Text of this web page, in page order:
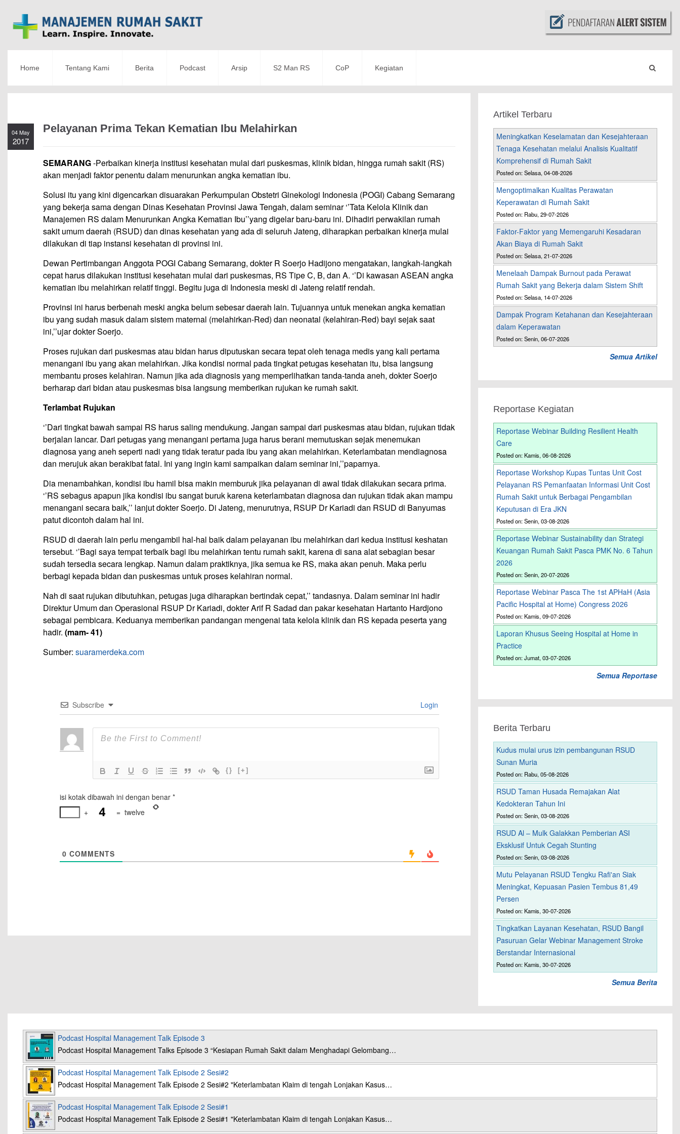
Home Tentang Kami Berita Podcast Arsip S2 Man RS CoP Kegiatan
04 May
2017
Pelayanan Prima Tekan Kematian Ibu Melahirkan
SEMARANG-Perbaikan kinerja institusi kesehatan mulai dari puskesmas, klinik bidan, hingga rumah sakit (RS)
akan menjadi faktor penentu dalam menurunkan angka kematian ibu.
Solusi itu yang kini digencarkan disuarakan Perkumpulan Obstetri Ginekologi Indonesia (POGI) Cabang Semarang
yang bekerja sama dengan Dinas Kesehatan Provinsi Jawa Tengah, dalam seminar ‘’Tata Kelola Klinik dan
Manajemen RS dalam Menurunkan Angka Kematian Ibu’’yang digelar baru-baru ini. Dihadiri perwakilan rumah
sakit umum daerah (RSUD) dan dinas kesehatan yang ada di seluruh Jateng, diharapkan perbaikan kinerja mulai
dilakukan di tiap instansi kesehatan di provinsi ini.
Dewan Pertimbangan Anggota POGI Cabang Semarang, dokter R Soerjo Hadijono mengatakan, langkah-langkah
cepat harus dilakukan institusi kesehatan mulai dari puskesmas, RS Tipe C, B, dan A. ‘’Di kawasan ASEAN angka
kematian ibu melahirkan relatif tinggi. Begitu juga di Indonesia meski di Jateng relatif rendah.
Provinsi ini harus berbenah meski angka belum sebesar daerah lain. Tujuannya untuk menekan angka kematian
ibu yang sudah masuk dalam sistem maternal (melahirkan-Red) dan neonatal (kelahiran-Red) bayi sejak saat
ini,’’ujar dokter Soerjo.
Proses rujukan dari puskesmas atau bidan harus diputuskan secara tepat oleh tenaga medis yang kali pertama
menangani ibu yang akan melahirkan. Jika kondisi normal pada tingkat petugas kesehatan itu, bisa langsung
membantu proses kelahiran. Namun jika ada diagnosis yang memperlihatkan tanda-tanda aneh, dokter Soerjo
berharap dari bidan atau puskesmas bisa langsung memberikan rujukan ke rumah sakit.
Terlambat Rujukan
‘’Dari tingkat bawah sampai RS harus saling mendukung. Jangan sampai dari puskesmas atau bidan, rujukan tidak
berjalan lancar. Dari petugas yang menangani pertama juga harus berani memutuskan sejak menemukan
diagnosa yang aneh seperti nadi yang tidak teratur pada ibu yang akan melahirkan. Keterlambatan mendiagnosa
dan merujuk akan berakibat fatal. Ini yang ingin kami sampaikan dalam seminar ini,’’paparnya.
Dia menambahkan, kondisi ibu hamil bisa makin memburuk jika pelayanan di awal tidak dilakukan secara prima.
‘’RS sebagus apapun jika kondisi ibu sangat buruk karena keterlambatan diagnosa dan rujukan tidak akan mampu
menangani secara baik,’’ lanjut dokter Soerjo. Di Jateng, menurutnya, RSUP Dr Kariadi dan RSUD di Banyumas
patut dicontoh dalam hal ini.
RSUD di daerah lain perlu mengambil hal-hal baik dalam pelayanan ibu melahirkan dari kedua institusi keshatan
tersebut. ‘’Bagi saya tempat terbaik bagi ibu melahirkan tentu rumah sakit, karena di sana alat sebagian besar
sudah tersedia secara lengkap. Namun dalam praktiknya, jika semua ke RS, maka akan penuh. Maka perlu
berbagi kepada bidan dan puskesmas untuk proses kelahiran normal.
Nah di saat rujukan dibutuhkan, petugas juga diharapkan bertindak cepat,’’ tandasnya. Dalam seminar ini hadir
Direktur Umum dan Operasional RSUP Dr Kariadi, dokter Arif R Sadad dan pakar kesehatan Hartanto Hardjono
sebagai pembicara. Keduanya memberikan pandangan mengenai tata kelola klinik dan RS kepada peserta yang
hadir. (mam- 41)
Sumber: suaramerdeka.com
Subscribe Login
{} [+]
isi kotak dibawah ini dengan benar*
+
= twelve
0 COMMENTS
Artikel Terbaru
Meningkatkan Keselamatan dan Kesejahteraan
Tenaga Kesehatan melalui Analisis Kualitatif
Komprehensif di Rumah Sakit
Posted on: Selasa, 04-08-2026
Mengoptimalkan Kualitas Perawatan
Keperawatan di Rumah Sakit
Posted on: Rabu, 29-07-2026
Faktor-Faktor yang Memengaruhi Kesadaran
Akan Biaya di Rumah Sakit
Posted on: Selasa, 21-07-2026
Menelaah Dampak Burnout pada Perawat
Rumah Sakit yang Bekerja dalam Sistem Shift
Posted on: Selasa, 14-07-2026
Dampak Program Ketahanan dan Kesejahteraan
dalam Keperawatan
Posted on: Senin, 06-07-2026
Semua Artikel
Reportase Kegiatan
Reportase Webinar Building Resilient Health
Care
Posted on: Kamis, 06-08-2026
Reportase Workshop Kupas Tuntas Unit Cost
Pelayanan RS Pemanfaatan Informasi Unit Cost
Rumah Sakit untuk Berbagai Pengambilan
Keputusan di Era JKN
Posted on: Senin, 03-08-2026
Reportase Webinar Sustainability dan Strategi
Keuangan Rumah Sakit Pasca PMK No. 6 Tahun
2026
Posted on: Senin, 20-07-2026
Reportase Webinar Pasca The 1st APHaH (Asia
Pacific Hospital at Home) Congress 2026
Posted on: Kamis, 09-07-2026
Laporan Khusus Seeing Hospital at Home in
Practice
Posted on: Jumat, 03-07-2026
Semua Reportase
Berita Terbaru
Kudus mulai urus izin pembangunan RSUD
Sunan Muria
Posted on: Rabu, 05-08-2026
RSUD Taman Husada Remajakan Alat
Kedokteran Tahun Ini
Posted on: Senin, 03-08-2026
RSUD Al – Mulk Galakkan Pemberian ASI
Eksklusif Untuk Cegah Stunting
Posted on: Senin, 03-08-2026
Mutu Pelayanan RSUD Tengku Rafi'an Siak
Meningkat, Kepuasan Pasien Tembus 81,49
Persen
Posted on: Kamis, 30-07-2026
Tingkatkan Layanan Kesehatan, RSUD Bangil
Pasuruan Gelar Webinar Management Stroke
Berstandar Internasional
Posted on: Kamis, 30-07-2026
Semua Berita
Podcast Hospital Management Talk Episode 3
Podcast Hospital Management Talks Episode 3 “Kesiapan Rumah Sakit dalam Menghadapi Gelombang…
Podcast Hospital Management Talk Episode 2 Sesi#2
Podcast Hospital Management Talk Episode 2 Sesi#2 "Keterlambatan Klaim di tengah Lonjakan Kasus…
Podcast Hospital Management Talk Episode 2 Sesi#1
Podcast Hospital Management Talk Episode 2 Sesi#1 "Keterlambatan Klaim di tengah Lonjakan Kasus…